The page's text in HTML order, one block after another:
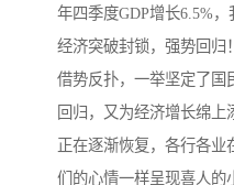
年四季度GDP增长6.5%
经济突破封锁，强势回归
借势反扑，一举坚定了国
回归，又为经济增长绵上
正在逐渐恢复，各行各业
们的心情一样呈现喜人的